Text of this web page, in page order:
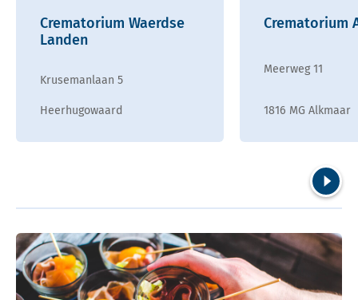
Crematorium Waerdse
Landen
Krusemanlaan 5
Heerhugowaard
Crematorium
Meerweg 11
1816 MG Alkmaar